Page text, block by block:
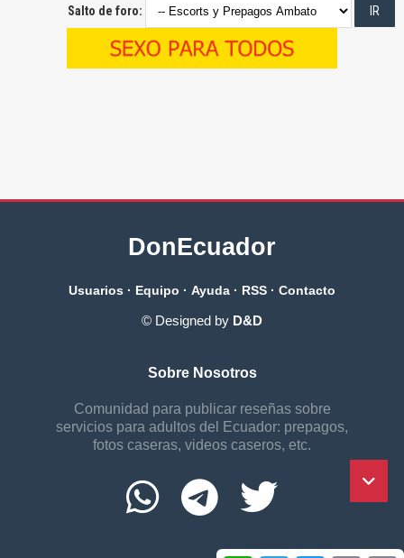
Salto de foro:
DonEcuador
Usuarios · Equipo · Ayuda · RSS · Contacto
© Designed by D&D
Sobre Nosotros
Comunidad para publicar reseñas sobre
servicios para adultos del Ecuador: prepagos,
fotos caseras, videos caseros, etc.